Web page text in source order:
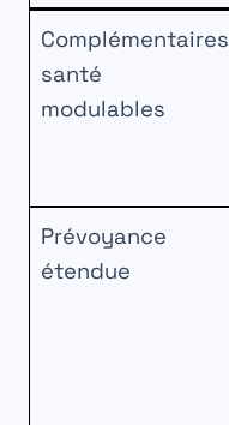
Complémentaires
santé
modulables
Prévoyance
étendue